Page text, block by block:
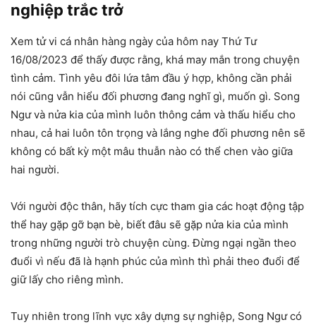
nghiệp trắc trở
Xem tử vi cá nhân hàng ngày của hôm nay Thứ Tư
16/08/2023 để thấy được rằng, khá may mắn trong chuyện
tình cảm. Tình yêu đôi lứa tâm đầu ý hợp, không cần phải
nói cũng vẫn hiểu đối phương đang nghĩ gì, muốn gì. Song
Ngư và nửa kia của mình luôn thông cảm và thấu hiểu cho
nhau, cả hai luôn tôn trọng và lắng nghe đối phương nên sẽ
không có bất kỳ một mâu thuẫn nào có thể chen vào giữa
hai người.
Với người độc thân, hãy tích cực tham gia các hoạt động tập
thể hay gặp gỡ bạn bè, biết đâu sẽ gặp nửa kia của mình
trong những người trò chuyện cùng. Đừng ngại ngần theo
đuổi vì nếu đã là hạnh phúc của mình thì phải theo đuổi để
giữ lấy cho riêng mình.
Tuy nhiên trong lĩnh vực xây dựng sự nghiệp, Song Ngư có